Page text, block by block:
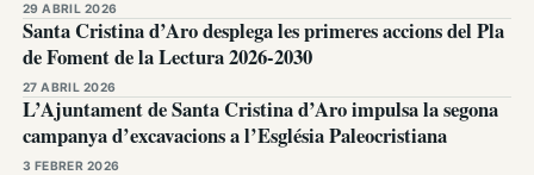
29 ABRIL 2026
Santa Cristina d’Aro desplega les primeres accions del Pla
de Foment de la Lectura 2026-2030
27 ABRIL 2026
L’Ajuntament de Santa Cristina d’Aro impulsa la segona
campanya d’excavacions a l’Església Paleocristiana
3 FEBRER 2026